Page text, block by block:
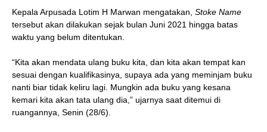
Kepala Arpusada Lotim H Marwan mengatakan, Stoke Name
tersebut akan dilakukan sejak bulan Juni 2021 hingga batas
waktu yang belum ditentukan.
“Kita akan mendata ulang buku kita, dan kita akan tempat kan
sesuai dengan kualifikasinya, supaya ada yang meminjam buku
nanti biar tidak keliru lagi. Mungkin ada buku yang kesana
kemari kita akan tata ulang dia,” ujarnya saat ditemui di
ruangannya, Senin (28/6).